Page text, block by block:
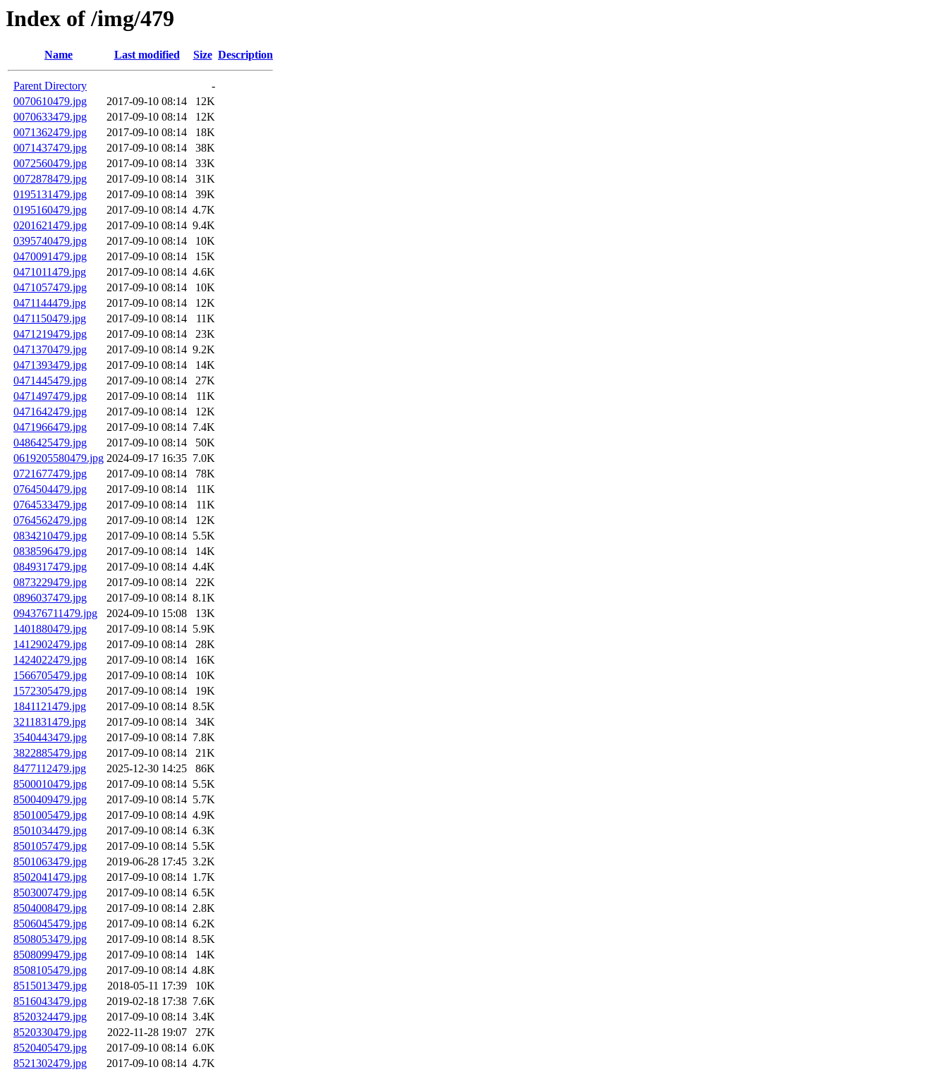
Index of /img/479
Name Last modified Size Description
Parent Directory
-
0070610479.jpg
2017-09-10 08:14
12K
0070633479.jpg
2017-09-10 08:14
12K
0071362479.jpg
2017-09-10 08:14
18K
0071437479.jpg
2017-09-10 08:14
38K
0072560479.jpg
2017-09-10 08:14
33K
0072878479.jpg
2017-09-10 08:14
31K
0195131479.jpg
2017-09-10 08:14
39K
0195160479.jpg
2017-09-10 08:14 4.7K
0201621479.jpg
2017-09-10 08:14 9.4K
0395740479.jpg
2017-09-10 08:14
10K
0470091479.jpg
2017-09-10 08:14
15K
0471011479.jpg
2017-09-10 08:14 4.6K
0471057479.jpg
2017-09-10 08:14
10K
0471144479.jpg
2017-09-10 08:14
12K
0471150479.jpg
2017-09-10 08:14
11K
0471219479.jpg
2017-09-10 08:14
23K
0471370479.jpg
2017-09-10 08:14 9.2K
0471393479.jpg
2017-09-10 08:14
14K
0471445479.jpg
2017-09-10 08:14
27K
0471497479.jpg
2017-09-10 08:14
11K
0471642479.jpg
2017-09-10 08:14
12K
0471966479.jpg
2017-09-10 08:14 7.4K
0486425479.jpg
2017-09-10 08:14
50K
0619205580479.jpg 2024-09-17 16:35 7.0K
0721677479.jpg
2017-09-10 08:14
78K
0764504479.jpg
2017-09-10 08:14
11K
0764533479.jpg
2017-09-10 08:14
11K
0764562479.jpg
2017-09-10 08:14
12K
0834210479.jpg
2017-09-10 08:14 5.5K
0838596479.jpg
2017-09-10 08:14
14K
0849317479.jpg
2017-09-10 08:14 4.4K
0873229479.jpg
2017-09-10 08:14
22K
0896037479.jpg
2017-09-10 08:14 8.1K
094376711479.jpg
2024-09-10 15:08
13K
1401880479.jpg
2017-09-10 08:14 5.9K
1412902479.jpg
2017-09-10 08:14
28K
1424022479.jpg
2017-09-10 08:14
16K
1566705479.jpg
2017-09-10 08:14
10K
1572305479.jpg
2017-09-10 08:14
19K
1841121479.jpg
2017-09-10 08:14 8.5K
3211831479.jpg
2017-09-10 08:14
34K
3540443479.jpg
2017-09-10 08:14 7.8K
3822885479.jpg
2017-09-10 08:14
21K
8477112479.jpg
2025-12-30 14:25
86K
8500010479.jpg
2017-09-10 08:14 5.5K
8500409479.jpg
2017-09-10 08:14 5.7K
8501005479.jpg
2017-09-10 08:14 4.9K
8501034479.jpg
2017-09-10 08:14 6.3K
8501057479.jpg
2017-09-10 08:14 5.5K
8501063479.jpg
2019-06-28 17:45 3.2K
8502041479.jpg
2017-09-10 08:14 1.7K
8503007479.jpg
2017-09-10 08:14 6.5K
8504008479.jpg
2017-09-10 08:14 2.8K
8506045479.jpg
2017-09-10 08:14 6.2K
8508053479.jpg
2017-09-10 08:14 8.5K
8508099479.jpg
2017-09-10 08:14
14K
8508105479.jpg
2017-09-10 08:14 4.8K
8515013479.jpg
2018-05-11 17:39
10K
8516043479.jpg
2019-02-18 17:38 7.6K
8520324479.jpg
2017-09-10 08:14 3.4K
8520330479.jpg
2022-11-28 19:07
27K
8520405479.jpg
2017-09-10 08:14 6.0K
8521302479.jpg
2017-09-10 08:14 4.7K